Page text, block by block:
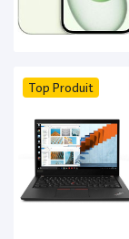
Top Produit